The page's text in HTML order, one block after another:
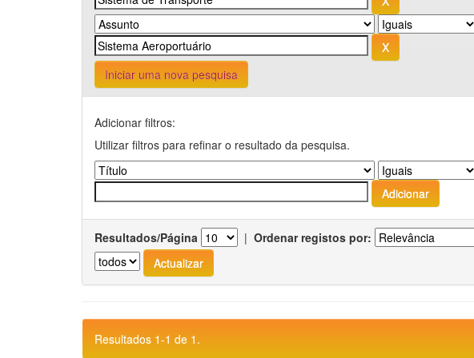
Iniciar uma nova pesquisa
Adicionar filtros:
Utilizar filtros para refinar o resultado da pesquisa.
Resultados/Página | Ordenar registos por:
Resultados 1-1 de 1.